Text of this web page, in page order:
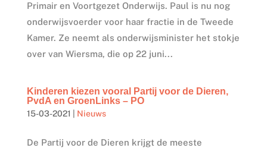
Primair en Voortgezet Onderwijs. Paul is nu nog
onderwijsvoerder voor haar fractie in de Tweede
Kamer. Ze neemt als onderwijsminister het stokje
over van Wiersma, die op 22 juni...
Kinderen kiezen vooral Partij voor de Dieren,
PvdA en GroenLinks – PO
15-03-2021 Nieuws
De Partij voor de Dieren krijgt de meeste